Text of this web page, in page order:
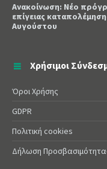
Ανακοίνωση: Νέο
επίγειας
Αυγούστου
Χρήσιμοι
Όροι Χρήσης
GDPR
Πολιτική cookies
Δήλωση